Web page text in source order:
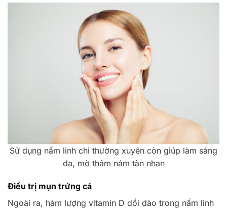
Sử dụng nấm linh chi thường xuyên còn giúp làm sáng
da, mờ thâm nám tàn nhan
Điều trị mụn trứng cá
Ngoài ra, hàm lượng vitamin D dồi dào trong nấm linh